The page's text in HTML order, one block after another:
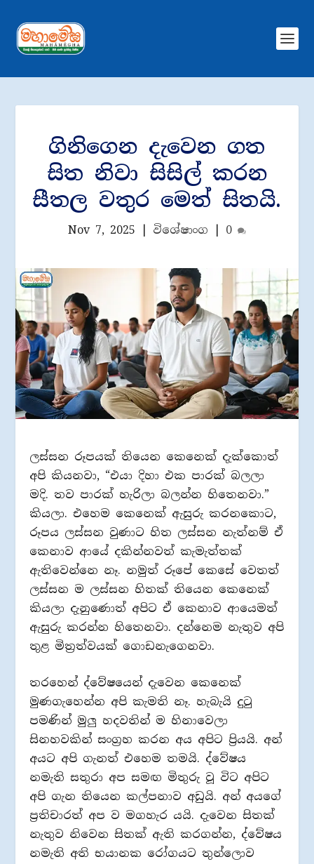
ගිනිගෙන දැවෙන ගත
සිත නිවා සිසිල් කරන
සීතල වතුර මෙත් සිතයි.
Nov 7, 2025 විශේෂාංග 0
ලස්සන රූපයක් තියෙන කෙනෙක් දැක්කොත්
අපි කියනවා, “එයා දිහා එක පාරක් බලලා
මදි. තව පාරක් හැරිලා බලන්න හිතෙනවා.”
කියලා. එහෙම කෙනෙක් ඇසුරු කරනකොට,
රූපය ලස්සන වුණාට හිත ලස්සන නැත්නම් ඒ
කෙනාව ආයේ දකින්නවත් කැමැත්තක්
ඇතිවෙන්නෙ නෑ. නමුත් රූපේ කෙසේ වෙතත්
ලස්සන ම ලස්සන හිතක් තියෙන කෙනෙක්
කියලා දැනුණොත් අපිට ඒ කෙනාව ආයෙමත්
ඇසුරු කරන්න හිතෙනවා. දන්නෙම නැතුව අපි
තුළ මිත්‍රත්වයක් ගොඩනැගෙනවා.
තරහෙන් ද්වේෂයෙන් දැවෙන කෙනෙක්
මුණගැහෙන්න අපි කැමති නෑ. හැබැයි දුටු
පමණින් මුලු‍ හදවතින් ම හිනාවෙලා
සිනහවකින් සංග්‍රහ කරන අය අපිට ප්‍රියයි. අන්
අයට අපි ගැනත් එහෙම තමයි. ද්වේෂය
නමැති සතුරා අප සමඟ මිතුරු වූ විට අපිට
අපි ගැන තියෙන කල්පනාව අඩුයි. අන් අයගේ
ප්‍රතිචාරත් අප ව මගහැර යයි. දැවෙන සිතක්
නැතුව නිවෙන සිතක් ඇති කරගන්න, ද්වේෂය
නමැති අති භයානක රෝගයට තුන්ලොව